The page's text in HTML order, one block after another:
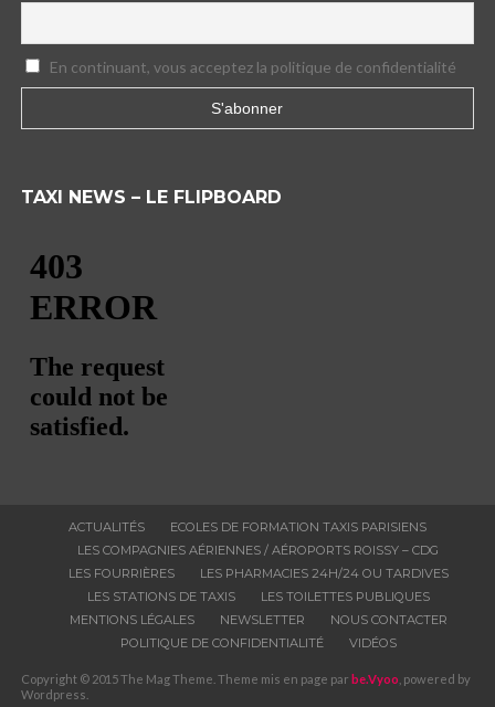
En continuant, vous acceptez la politique de confidentialité
TAXI NEWS – LE FLIPBOARD
ACTUALITÉS
ECOLES DE FORMATION TAXIS PARISIENS
LES COMPAGNIES AÉRIENNES / AÉROPORTS ROISSY – CDG
LES FOURRIÈRES
LES PHARMACIES 24H/24 OU TARDIVES
LES STATIONS DE TAXIS
LES TOILETTES PUBLIQUES
MENTIONS LÉGALES
NEWSLETTER
NOUS CONTACTER
POLITIQUE DE CONFIDENTIALITÉ
VIDÉOS
Copyright © 2015 The Mag Theme. Theme mis en page par be.Vyoo , powered by
Wordpress.